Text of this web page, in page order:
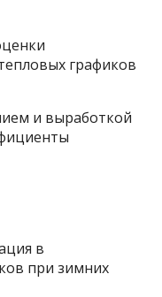
графиков
и выработкой
в
при зимних